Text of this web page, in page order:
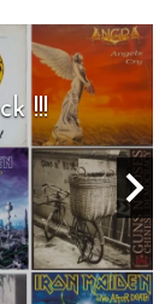
To Rock !!!